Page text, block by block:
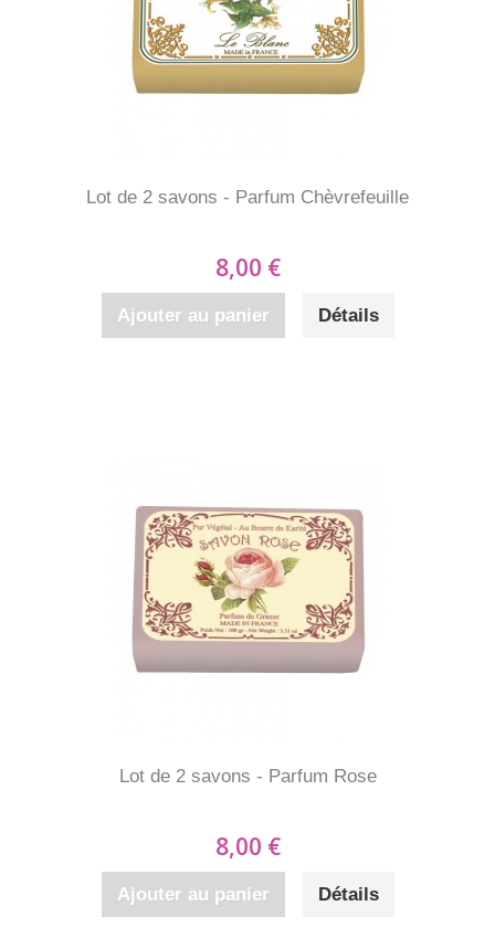
Lot de 2 savons - Parfum Chèvrefeuille
8,00 €
Ajouter au panier Détails
Lot de 2 savons - Parfum Rose
8,00 €
Ajouter au panier Détails